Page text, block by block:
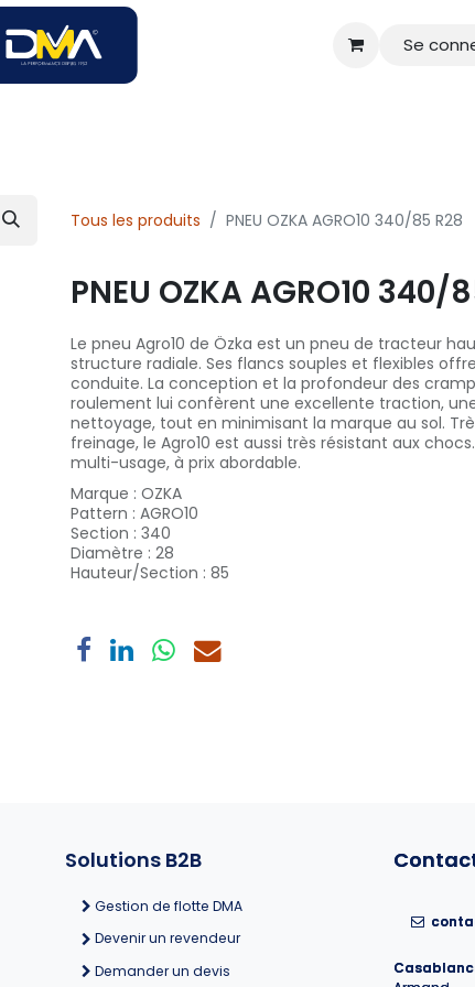
Se
Tous les produits PNEU OZKA AGRO10 340/85 R28
PNEU OZKA AGRO10 340/
Le pneu Agro10 de Özka est un pneu de tracteur
structure radiale. Ses flancs souples et flexibles
conduite. La conception et la profondeur des
roulement lui confèrent une excellente traction,
nettoyage, tout en minimisant la marque au sol.
freinage, le Agro10 est aussi très résistant aux
multi-usage, à prix abordable.
Marque : OZKA
Pattern : AGRO10
Section : 340
Diamètre : 28
Hauteur/Section : 85
Solutions B2B
Gestion de flotte DMA
Devenir un revendeur
Demander un devis